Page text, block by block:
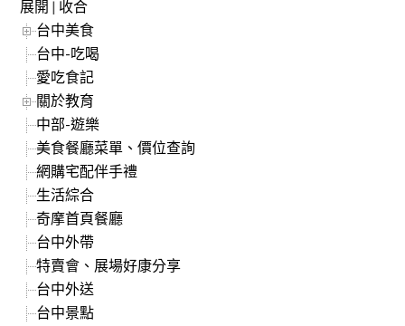
展開 | 收合
台中美食
台中-吃喝
愛吃食記
關於教育
中部-遊樂
美食餐廳菜單、價位查詢
網購宅配伴手禮
生活綜合
奇摩首頁餐廳
台中外帶
特賣會、展場好康分享
台中外送
台中景點